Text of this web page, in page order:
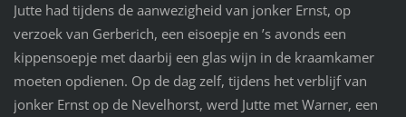
Jutte had tijdens de aanwezigheid van jonker Ernst, op
verzoek van Gerberich, een eisoepje en ’s avonds een
kippensoepje met daarbij een glas wijn in de kraamkamer
moeten opdienen. Op de dag zelf, tijdens het verblijf van
jonker Ernst op de Nevelhorst, werd Jutte met Warner, een